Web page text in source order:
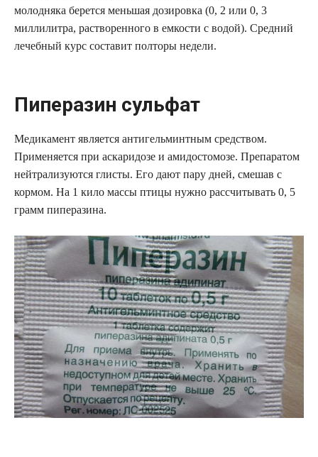
молодняка берется меньшая дозировка (0, 2 или 0, 3
миллилитра, растворенного в емкости с водой). Средний
лечебный курс составит полторы недели.
Пиперазин сульфат
Медикамент является антигельминтным средством.
Применяется при аскаридозе и амидостомозе. Препаратом
нейтрализуются глисты. Его дают пару дней, смешав с
кормом. На 1 кило массы птицы нужно рассчитывать 0, 5
грамм пиперазина.